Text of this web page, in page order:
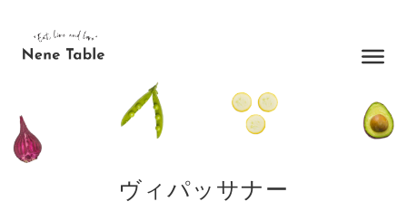
ヴィパッサナー